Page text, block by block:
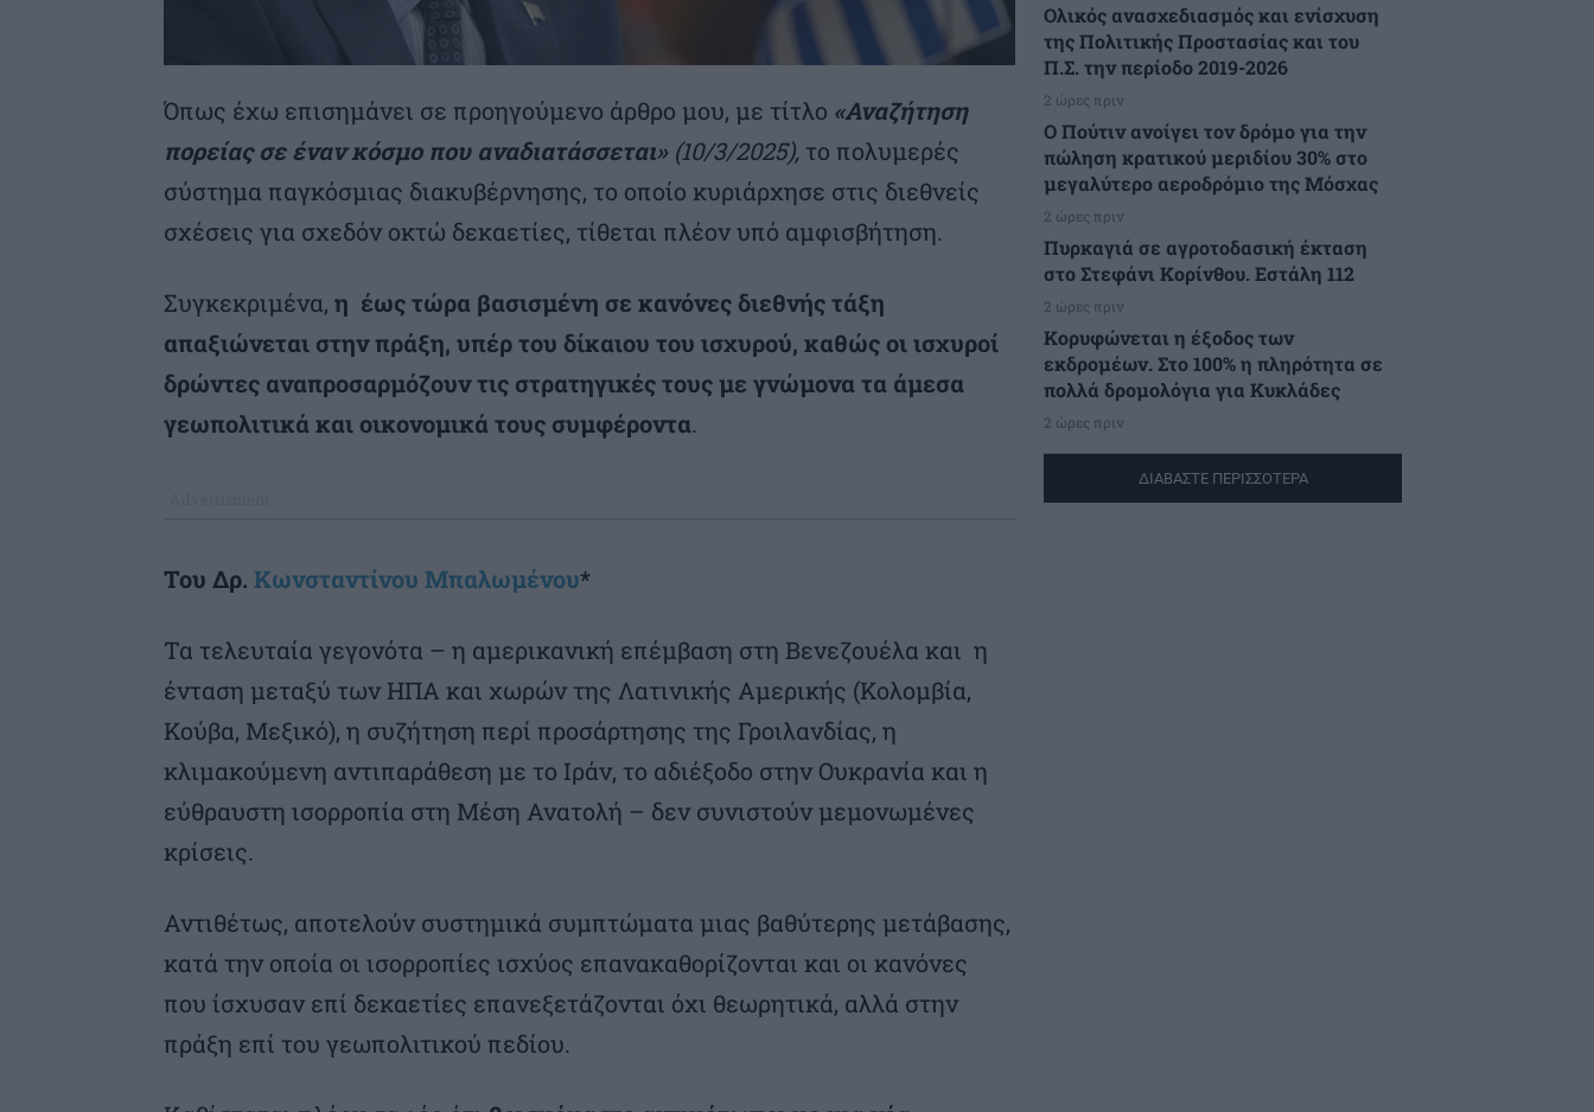
Όπως έχω επισημάνει σε προηγούμενο άρθρο μου, με τίτλο «Αναζήτηση
πορείας σε έναν κόσμο που αναδιατάσσεται» (10/3/2025), το πολυμερές
σύστημα παγκόσμιας διακυβέρνησης, το οποίο κυριάρχησε στις διεθνείς
σχέσεις για σχεδόν οκτώ δεκαετίες, τίθεται πλέον υπό αμφισβήτηση.
Συγκεκριμένα, η έως τώρα βασισμένη σε κανόνες διεθνής τάξη
απαξιώνεται στην πράξη, υπέρ του δίκαιου του ισχυρού, καθώς οι ισχυροί
δρώντες αναπροσαρμόζουν τις στρατηγικές τους με γνώμονα τα άμεσα
γεωπολιτικά και οικονομικά τους συμφέροντα.
Του Δρ. Κωνσταντίνου Μπαλωμένου*
Τα τελευταία γεγονότα – η αμερικανική επέμβαση στη Βενεζουέλα και η
ένταση μεταξύ των ΗΠΑ και χωρών της Λατινικής Αμερικής (Κολομβία,
Κούβα, Μεξικό), η συζήτηση περί προσάρτησης της Γροιλανδίας, η
κλιμακούμενη αντιπαράθεση με το Ιράν, το αδιέξοδο στην Ουκρανία και η
εύθραυστη ισορροπία στη Μέση Ανατολή – δεν συνιστούν μεμονωμένες
κρίσεις.
Αντιθέτως, αποτελούν συστημικά συμπτώματα μιας βαθύτερης μετάβασης,
κατά την οποία οι ισορροπίες ισχύος επανακαθορίζονται και οι κανόνες
που ίσχυσαν επί δεκαετίες επανεξετάζονται όχι θεωρητικά, αλλά στην
πράξη επί του γεωπολιτικού πεδίου.
Ολικός ανασχεδιασμός και ενίσχυση
της Πολιτικής Προστασίας και του
Π.Σ. την περίοδο 2019-2026
2 ώρες πριν
Ο Πούτιν ανοίγει τον δρόμο για την
πώληση κρατικού μεριδίου 30% στο
μεγαλύτερο αεροδρόμιο της Μόσχας
2 ώρες πριν
Πυρκαγιά σε αγροτοδασική έκταση
στο Στεφάνι Κορίνθου. Εστάλη 112
2 ώρες πριν
Κορυφώνεται η έξοδος των
εκδρομέων. Στο 100% η πληρότητα σε
πολλά δρομολόγια για Κυκλάδες
2 ώρες πριν
ΔΙΑΒΑΣΤΕ ΠΕΡΙΣΣΟΤΕΡΑ